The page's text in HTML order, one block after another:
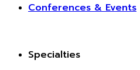
Conferences & Events
Specialties